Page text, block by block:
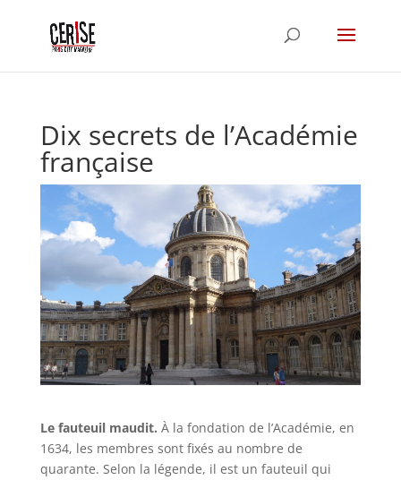
Dix secrets de l’Académie
française
Le fauteuil maudit. À la fondation de l’Académie, en
1634, les membres sont fixés au nombre de
quarante. Selon la légende, il est un fauteuil qui